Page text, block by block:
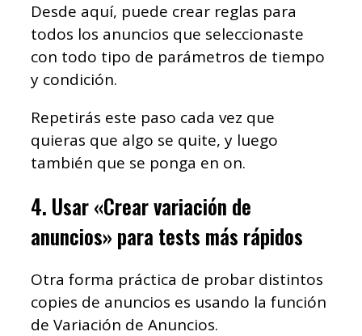
Desde aquí, puede crear reglas para
todos los anuncios que seleccionaste
con todo tipo de parámetros de tiempo
y condición.
Repetirás este paso cada vez que
quieras que algo se quite, y luego
también que se ponga en on.
4. Usar «Crear variación de
anuncios» para tests más rápidos
Otra forma práctica de probar distintos
copies de anuncios es usando la función
de Variación de Anuncios.